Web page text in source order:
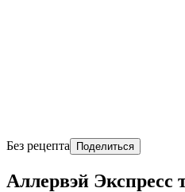
Без рецепта Поделиться
Аллервэй Экспресс